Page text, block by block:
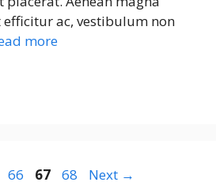
efficitur ac, vestibulum non
more
Page
66 Page
67 Page
68 Next →